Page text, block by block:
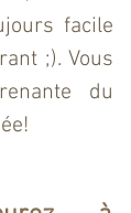
facile
;). Vous
du